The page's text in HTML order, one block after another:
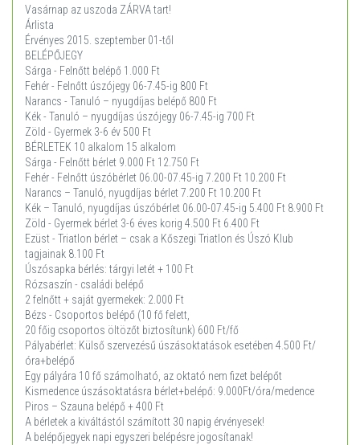
Vasárnap az uszoda ZÁRVA tart!
Árlista
Érvényes 2015. szeptember 01-től
BELÉPŐJEGY
Sárga - Felnőtt belépő 1.000 Ft
Fehér - Felnőtt úszójegy 06-7.45-ig 800 Ft
Narancs - Tanuló – nyugdíjas belépő 800 Ft
Kék - Tanuló – nyugdíjas úszójegy 06-7.45-ig 700 Ft
Zöld - Gyermek 3-6 év 500 Ft
BÉRLETEK 10 alkalom 15 alkalom
Sárga - Felnőtt bérlet 9.000 Ft 12.750 Ft
Fehér - Felnőtt úszóbérlet 06.00-07.45-ig 7.200 Ft 10.200 Ft
Narancs – Tanuló, nyugdíjas bérlet 7.200 Ft 10.200 Ft
Kék – Tanuló, nyugdíjas úszóbérlet 06.00-07.45-ig 5.400 Ft 8.900 Ft
Zöld - Gyermek bérlet 3-6 éves korig 4.500 Ft 6.400 Ft
Ezüst - Triatlon bérlet – csak a Kőszegi Triatlon és Úszó Klub
tagjainak 8.100 Ft
Úszósapka bérlés: tárgyi letét + 100 Ft
Rózsaszín - családi belépő
2 felnőtt + saját gyermekek: 2.000 Ft
Bézs - Csoportos belépő (10 fő felett,
20 főig csoportos öltözőt biztosítunk) 600 Ft/fő
Pályabérlet: Külső szervezésű úszásoktatások esetében 4.500 Ft/
óra+belépő
Egy pályára 10 fő számolható, az oktató nem fizet belépőt
Kismedence úszásoktatásra bérlet+belépő: 9.000Ft/óra/medence
Piros – Szauna belépő + 400 Ft
A bérletek a kiváltástól számított 30 napig érvényesek!
A belépőjegyek napi egyszeri belépésre jogosítanak!